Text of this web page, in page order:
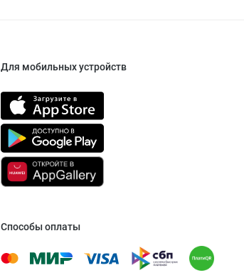
Для мобильных устройств
Способы оплаты